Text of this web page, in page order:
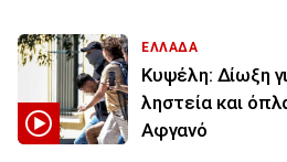
ΕΛΛΑΔΑ
Κυψέλη: Δίωξη
ληστεία και
Αφγανό